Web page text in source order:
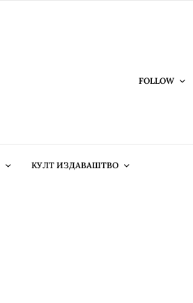
FOLLOW
КУЛТ ИЗДАВАШТВО